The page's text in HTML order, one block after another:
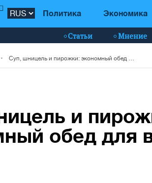
Политика Экономика
Статьи Мнение
и
обед для